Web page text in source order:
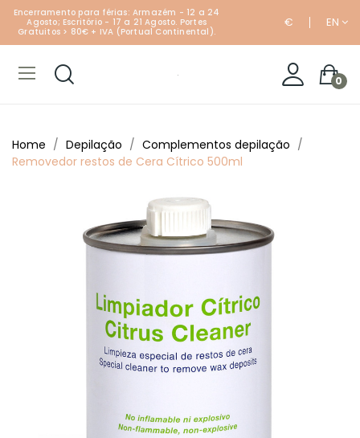
Encerramento para férias: Armazém - 12 a 24
Agosto; Escritório - 17 a 21 Agosto. Portes
Gratuitos > 80€ + IVA (Portual Continental).
€ EN
0
Home Depilação
Complementos depilação
Removedor restos de Cera Cítrico 500ml